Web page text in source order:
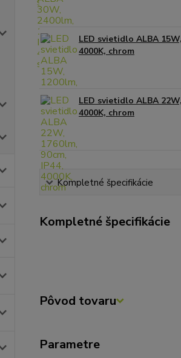
LED svietidlo ALBA
4000K, chrom
LED svietidlo ALBA
4000K, chrom
Kompletné špecifikácie
Kompletné špecifikácie
Pôvod tovaru
Parametre